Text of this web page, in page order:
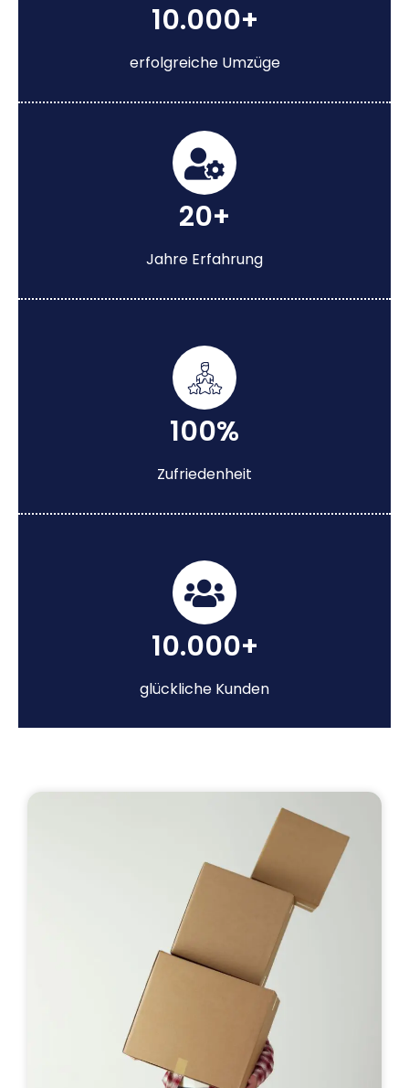
10.000+
erfolgreiche Umzüge
20+
Jahre Erfahrung
100%
Zufriedenheit
10.000+
glückliche Kunden